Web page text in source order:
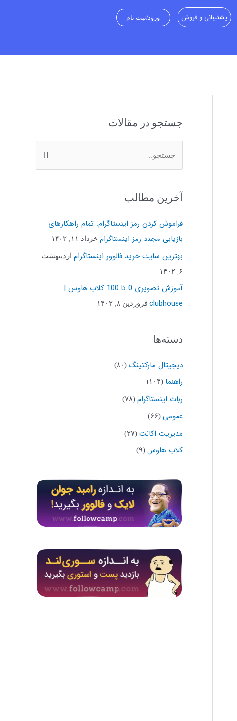
پشتیبانی و فروش ورود/ثبت نام
جستجو در مقالات
س
ج
ا
ی
:
آخرین مطالب
فراموش کردن رمز اینستاگرام: تمام راهکارهای
بازیابی مجدد رمز اینستاگرام خرداد ۱۱, ۱۴۰۲
بهترین سایت خرید فالوور اینستاگرام اردیبهشت
۶, ۱۴۰۲
آموزش تصویری 0 تا 100 کلاب هاوس |
clubhouse فروردین ۸, ۱۴۰۲
دسته‌ها
دیجیتال مارکتینگ (۸۰)
راهنما (۱۰۴)
ربات اینستاگرام (۷۸)
عمومی (۶۶)
مدیریت اکانت (۲۷)
کلاب هاوس (۹)